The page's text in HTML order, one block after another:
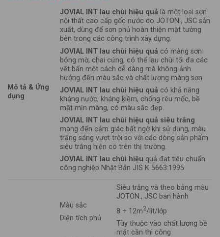
Mô tả & Ứng
dụng
JOVIAL INT lau chùi hiệu quả là một loại sơn
nội thất cao cấp gốc nước do JOTON., JSC sản
xuất, dùng để sơn phủ hoàn thiện mặt tường
bên trong các công trình xây dựng.
JOVIAL INT lau chùi hiệu quả có màng sơn
bóng mờ, chai cứng, có thể lau chùi tối đa các
vết bẩn một cách dễ dàng mà không ảnh
hưởng đến màu sắc và chất lượng màng sơn.
JOVIAL INT lau chùi hiệu quả có khả năng
kháng nước, kháng kiềm, chống rêu mốc, bề
mặt mịn màng, có màu sắc đẹp.
JOVIAL INT lau chùi hiệu quả siêu trắng
mang đến cảm giác bất ngờ khi sử dụng, màu
trắng sáng vượt trội so với các dòng sản phẩm
siêu trắng hiện có trên thị trường.
JOVIAL INT lau chùi hiệu quả đạt tiêu chuẩn
công nghiệp Nhật Bản JIS K 5663:1995
Màu sắc
Diện tích phủ
Siêu trắng và theo bảng màu
JOTON., JSC ban hành
8 ÷ 12m2/lít/lớp
Tùy thuộc vào chất lượng bề
mặt cần thi công